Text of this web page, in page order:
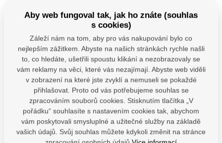
PSS 80 ( 80x250x4)
Patka sloupku typu
Patka sloupu PSS je
určena pro montáž
dřevěných prvků k
betonu. Zajišťuje
odpovídající vzdálenost
dřeva od podkladu a její
konstrukce umožňuje
Skladem 11 ks
106901-Kotouče
řezné na kov, 5ks,
115x1,0x22,2mm
Řezné a brusné
kotouče rozdělujeme do
tří kvalitativních řad
Extol Craft, Extol
Premium a Extol
Industrial, přičemž řady
Extol Premium a Extol
Skladem 7 ks
85,95Kč
MHB 130
Závěs
ploché i
vybaveny
karabinou,
je montáž
Aby web fungoval tak, jak ho znáte (souhlas
s cookies)
Záleží nám na tom, aby pro vás nakupování bylo co
nejlepším zážitkem. Abyste na našich stránkách rychle našli
to, co hledáte, ušetřili spoustu klikání a nezobrazovaly se
vám reklamy na věci, které vás nezajímají. Abyste web viděli
v zobrazení na které jste zvyklí a nemuseli se pokaždé
přihlašovat. Proto od vás potřebujeme souhlas se
zpracováním souborů cookies. Stisknutím tlačítka „V
pořádku“ souhlasíte s nastavením cookies tak, abychom
vám poskytovali smysluplné a užitečné služby na základě
vašich údajů. Svůj souhlas můžete kdykoli změnit na stránce